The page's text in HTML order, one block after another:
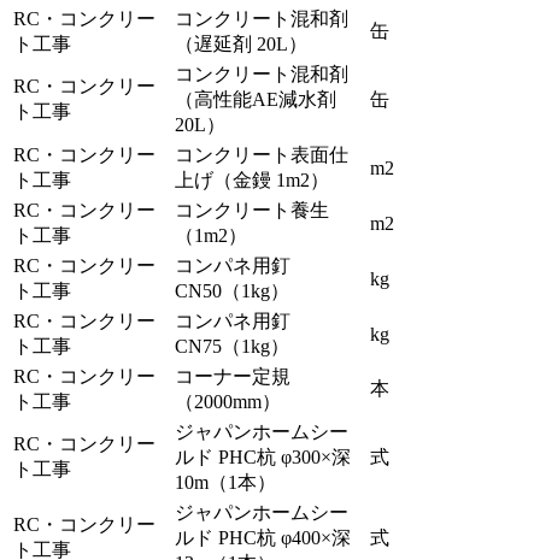
RC・コンクリー
ト工事
コンクリート混和剤
（遅延剤 20L）
缶
RC・コンクリー
ト工事
コンクリート混和剤
（高性能AE減水剤
20L）
缶
RC・コンクリー
ト工事
コンクリート表面仕
上げ（金鏝 1m2）
m2
RC・コンクリー
ト工事
コンクリート養生
（1m2）
m2
RC・コンクリー
ト工事
コンパネ用釘
CN50（1kg）
kg
RC・コンクリー
ト工事
コンパネ用釘
CN75（1kg）
kg
RC・コンクリー
ト工事
コーナー定規
（2000mm）
本
RC・コンクリー
ト工事
ジャパンホームシー
ルド PHC杭 φ300×深
10m（1本）
式
RC・コンクリー
ト工事
ジャパンホームシー
ルド PHC杭 φ400×深
式